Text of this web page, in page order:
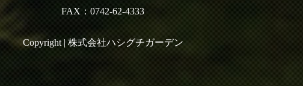
FAX：0742-62-4333
Copyright | 株式会社ハシグチガーデン